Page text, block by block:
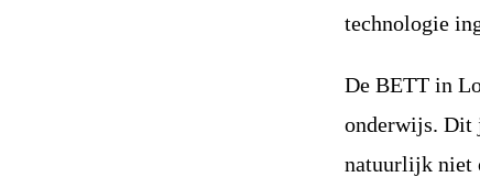
technologie
De BETT in
onderwijs. Dit
natuurlijk niet